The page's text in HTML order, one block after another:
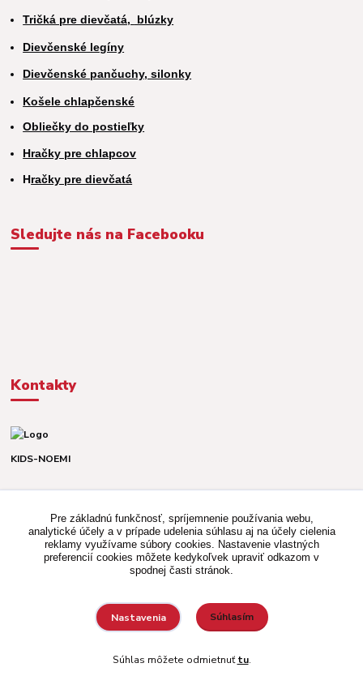
Tričká pre dievčatá, blúzky
Dievčenské legíny
Dievčenské pančuchy, silonky
Košele chlapčenské
Obliečky do postieľky
Hračky pre chlapcov
Hračky pre dievčatá
Sledujte nás na Facebooku
Kontakty
KIDS-NOEMI
(Po-Pia, 8-16 hod.)
kidsnoemi.shop@gmail.com
Pre základnú funkčnosť, spríjemnenie používania webu,
analytické účely a v prípade udelenia súhlasu aj na účely cielenia
reklamy využívame súbory cookies. Nastavenie vlastných
preferencií cookies môžete kedykoľvek upraviť odkazom v
spodnej časti stránok.
Nastavenia Súhlasím
Súhlas môžete odmietnuťtu.